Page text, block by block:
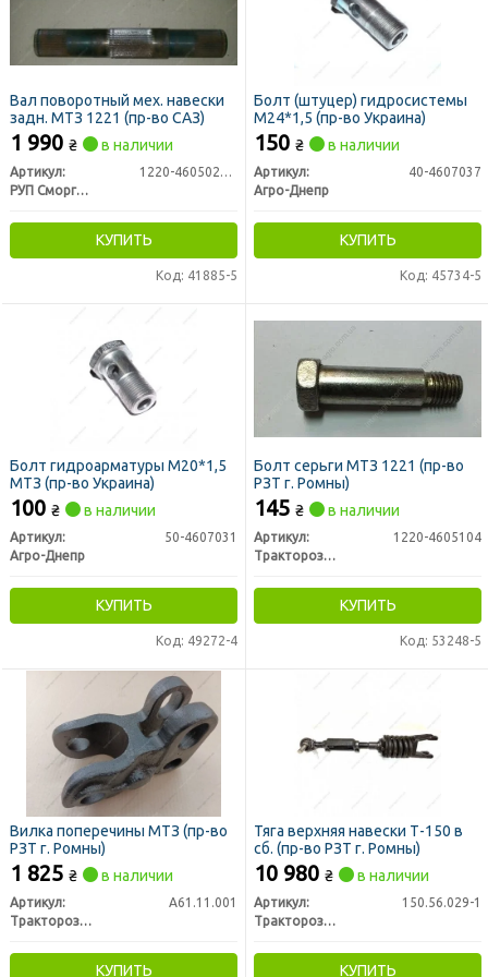
Вал поворотный мех. навески
задн. МТЗ 1221 (пр-во САЗ)
1 990 ₴ в наличии
Артикул:
1220-4605023-Б
РУП Сморгонский агрегатный завод г. Сморгонь РБ
КУПИТЬ
Код: 41885-5
Болт (штуцер) гидросистемы
М24*1,5 (пр-во Украина)
150 ₴ в наличии
Артикул:
40-4607037
Агро-Днепр
КУПИТЬ
Код: 45734-5
Болт гидроарматуры М20*1,5
МТЗ (пр-во Украина)
100 ₴ в наличии
Артикул:
50-4607031
Агро-Днепр
КУПИТЬ
Код: 49272-4
Болт серьги МТЗ 1221 (пр-во
РЗТ г. Ромны)
145 ₴ в наличии
Артикул:
1220-4605104
Тракторозапчасть г. Ромны
КУПИТЬ
Код: 53248-5
Вилка поперечины МТЗ (пр-во
РЗТ г. Ромны)
1 825 ₴ в наличии
Артикул:
А61.11.001
Тракторозапчасть г. Ромны
КУПИТЬ
Тяга верхняя навески Т-150 в
сб. (пр-во РЗТ г. Ромны)
10 980 ₴ в наличии
Артикул:
150.56.029-1
Тракторозапчасть г. Ромны
КУПИТЬ